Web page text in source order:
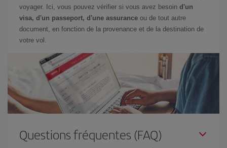
voyager. Ici, vous pouvez vérifier si vous avez besoin d'un
visa, d'un passeport, d'une assurance ou de tout autre
document, en fonction de la provenance et de la destination de
votre vol.
Questions fréquentes (FAQ)